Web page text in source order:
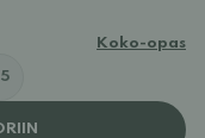
Koko-opas